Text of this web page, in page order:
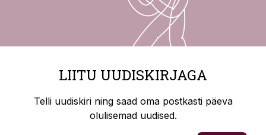
LIITU UUDISKIRJAGA
Telli uudiskiri ning saad oma postkasti päeva
olulisemad uudised.